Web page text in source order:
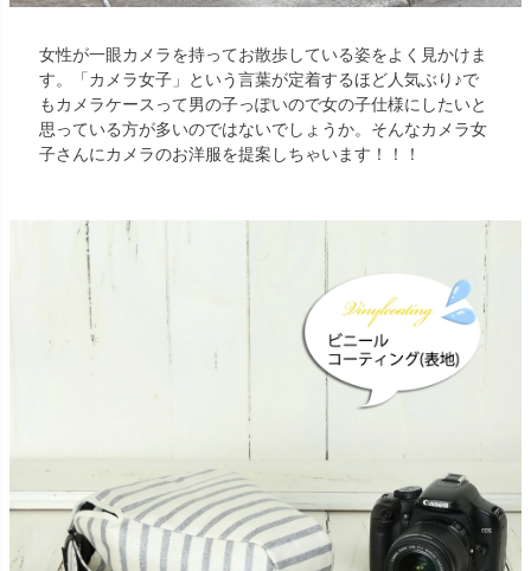
女性が一眼カメラを持ってお散歩している姿をよく見かけま
す。「カメラ女子」という言葉が定着するほど人気ぶり♪で
もカメラケースって男の子っぽいので女の子仕様にしたいと
思っている方が多いのではないでしょうか。そんなカメラ女
子さんにカメラのお洋服を提案しちゃいます！！！